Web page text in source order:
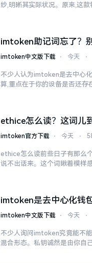
纱,明晰其实际状况。原来,这
imtoken助记词忘了？
imtoken中文版下载 ⋅ 今天 ⋅
不少人认为imtoken是去中心
算,重点在于你的设备是否还存
ethice怎么读？这词儿
imtoken官方下载 ⋅ 今天 ⋅
ethice怎么读前些日子有那么
说不出话来。这个词瞅着模样
imtoken是去中心化钱
imtoken中文版下载 ⋅ 今天 ⋅
不少人询问imtoken究竟能不
混合形态。私钥诚然是由你自